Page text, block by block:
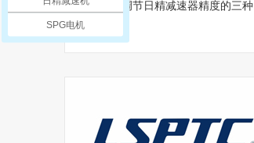
你知道调节日精减速器精度的三种
SPG电机